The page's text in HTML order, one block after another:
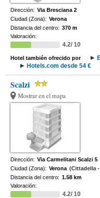
Dirección: Via Bresciana 2
Ciudad (Zona): Verona
Distancia del centro: 370 m
Valoración:
4.2/ 10
Hotel también ofrecido por
Hotels.com desde 54 €
Scalzi
Mostrar en el mapa
Dirección: Via Carmelitani Scalzi 5
Ciudad (Zona): Verona (Cittadella
Distancia del centro: 1.58 km
Valoración:
4.2/ 10